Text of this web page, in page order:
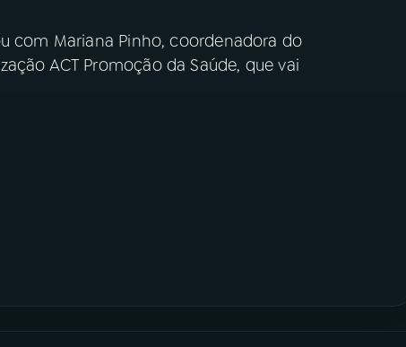
com Mariana Pinho, coordenadora do
ACT Promoção da Saúde, que vai